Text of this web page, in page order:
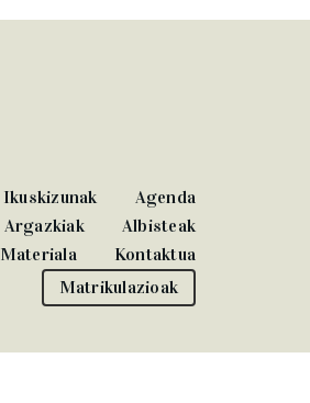
Ikuskizunak
Agenda
Argazkiak
Albisteak
Materiala
Kontaktua
Matrikulazioak